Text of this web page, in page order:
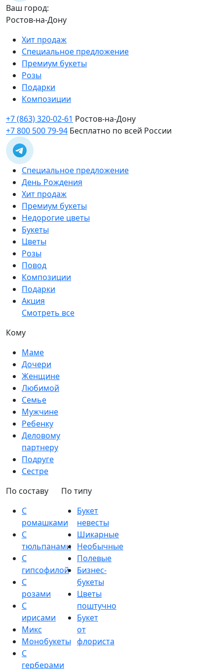
Ваш город:
Ростов-на-Дону
Хит продаж
Специальное предложение
Премиум букеты
Розы
Подарки
Композиции
+7 (863) 320-02-61 Ростов-на-Дону
+7 800 500 79-94 Бесплатно по всей России
Специальное предложение
День Рождения
Хит продаж
Премиум букеты
Недорогие цветы
Букеты
Цветы
Розы
Повод
Композиции
Подарки
Акция
Смотреть все
Кому
Маме
Дочери
Женщине
Любимой
Семье
Мужчине
Ребенку
Деловому
партнеру
Подруге
Сестре
По составу
С
ромашками
С
тюльпанами
С
гипсофилой
С
розами
С
ирисами
Микс
Монобукеты
С
герберами
По типу
Букет
невесты
Шикарные
Необычные
Полевые
Бизнес-
букеты
Цветы
поштучно
Букет
от
флориста